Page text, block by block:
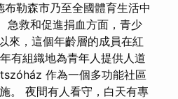
勒森市乃至全國體育生活中
急救和促進捐血方面，青少
來，這個年齡層的成員在紅
有組織地為青年人提供人道
作為一個多功能社區
。 夜間有人看守，白天有專